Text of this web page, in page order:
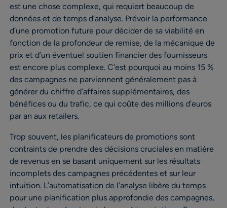
est une chose complexe, qui requiert beaucoup de
données et de temps d’analyse. Prévoir la performance
d’une promotion future pour décider de sa viabilité en
fonction de la profondeur de remise, de la mécanique de
prix et d’un éventuel soutien financier des fournisseurs
est encore plus complexe. C’est pourquoi au moins 15 %
des campagnes ne parviennent généralement pas à
générer du chiffre d’affaires supplémentaires, des
bénéfices ou du trafic, ce qui coûte des millions d’euros
par an aux retailers.
Trop souvent, les planificateurs de promotions sont
contraints de prendre des décisions cruciales en matière
de revenus en se basant uniquement sur les résultats
incomplets des campagnes précédentes et sur leur
intuition. L’automatisation de l’analyse libère du temps
pour une planification plus approfondie des campagnes,